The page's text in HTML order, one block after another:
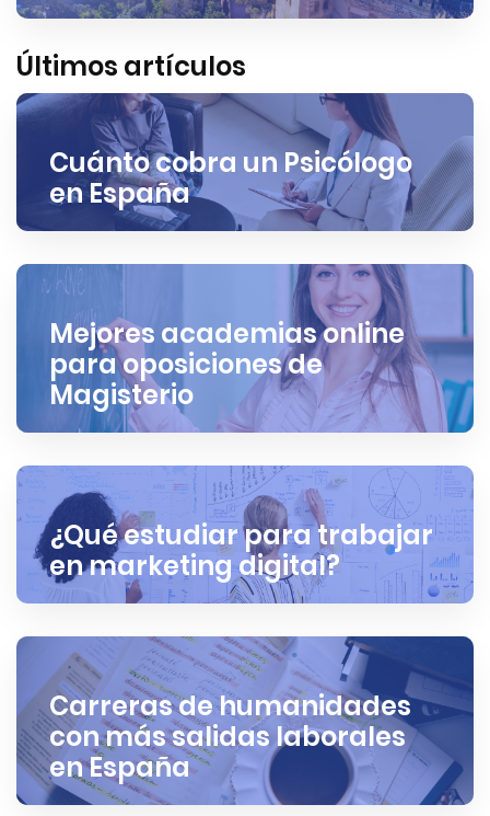
Últimos artículos
Cuánto cobra un Psicólogo
en España
Mejores academias online
para oposiciones de
Magisterio
¿Qué estudiar para trabajar
en marketing digital?
Carreras de humanidades
con más salidas laborales
en España